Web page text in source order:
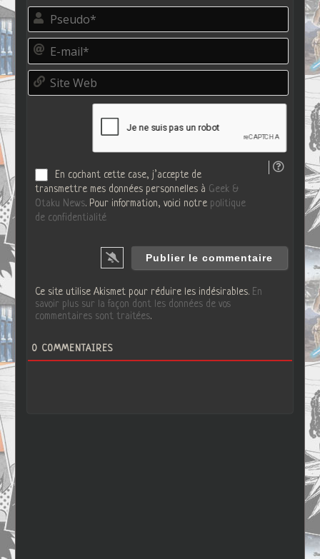
P
e
d
o
E
m
i
S
t
En cochant cette case, j’accepte de
transmettre mes données personnelles à Geek &
Otaku News. Pour information, voici notre politique
de confidentialité
Ce site utilise Akismet pour réduire les indésirables. En
savoir plus sur la façon dont les données de vos
commentaires sont traitées.
0 COMMENTAIRES